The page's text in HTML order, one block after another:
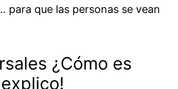
para que las personas se vean
¿Cómo es
explico!